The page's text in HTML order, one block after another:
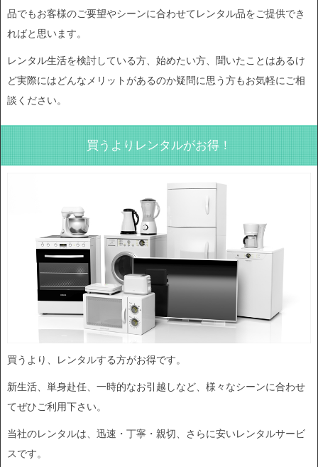
品でもお客様のご要望やシーンに合わせてレンタル品をご提供でき
ればと思います。
レンタル生活を検討している方、始めたい方、聞いたことはあるけ
ど実際にはどんなメリットがあるのか疑問に思う方もお気軽にご相
談ください。
買うよりレンタルがお得！
買うより、レンタルする方がお得です。
新生活、単身赴任、一時的なお引越しなど、様々なシーンに合わせ
てぜひご利用下さい。
当社のレンタルは、迅速・丁寧・親切、さらに安いレンタルサービ
スです。